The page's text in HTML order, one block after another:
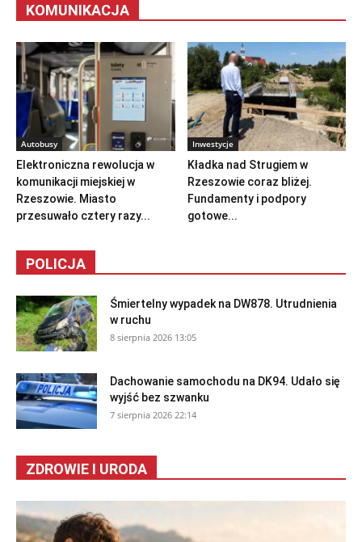
KOMUNIKACJA
Autobusy
Elektroniczna rewolucja w
komunikacji miejskiej w
Rzeszowie. Miasto
przesuwało cztery razy...
Inwestycje
Kładka nad Strugiem w
Rzeszowie coraz bliżej.
Fundamenty i podpory
gotowe...
POLICJA
Śmiertelny wypadek na DW878. Utrudnienia
w ruchu
8 sierpnia 2026 13:05
Dachowanie samochodu na DK94. Udało się
wyjść bez szwanku
7 sierpnia 2026 22:14
ZDROWIE I URODA